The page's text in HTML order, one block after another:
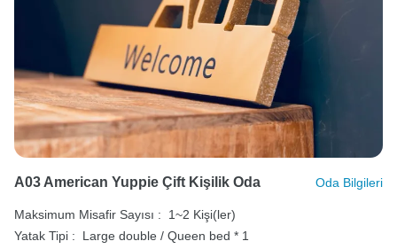
A03 American Yuppie Çift Kişilik Oda Oda Bilgileri
Maksimum Misafir Sayısı :
1~2 Kişi(ler)
Yatak Tipi :
Large double / Queen bed * 1